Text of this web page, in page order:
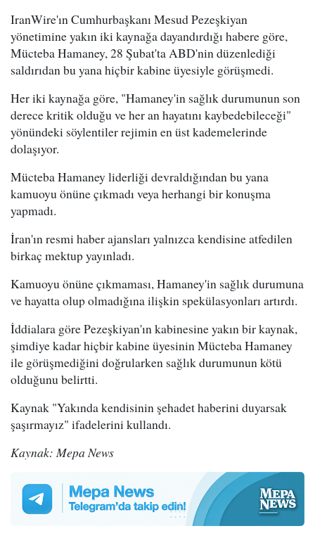
IranWire'ın Cumhurbaşkanı Mesud Pezeşkiyan
yönetimine yakın iki kaynağa dayandırdığı habere göre,
Mücteba Hamaney, 28 Şubat'ta ABD'nin düzenlediği
saldırıdan bu yana hiçbir kabine üyesiyle görüşmedi.
Her iki kaynağa göre, "Hamaney'in sağlık durumunun son
derece kritik olduğu ve her an hayatını kaybedebileceği"
yönündeki söylentiler rejimin en üst kademelerinde
dolaşıyor.
Mücteba Hamaney liderliği devraldığından bu yana
kamuoyu önüne çıkmadı veya herhangi bir konuşma
yapmadı.
İran'ın resmi haber ajansları yalnızca kendisine atfedilen
birkaç mektup yayınladı.
Kamuoyu önüne çıkmaması, Hamaney'in sağlık durumuna
ve hayatta olup olmadığına ilişkin spekülasyonları artırdı.
İddialara göre Pezeşkiyan'ın kabinesine yakın bir kaynak,
şimdiye kadar hiçbir kabine üyesinin Mücteba Hamaney
ile görüşmediğini doğrularken sağlık durumunun kötü
olduğunu belirtti.
Kaynak "Yakında kendisinin şehadet haberini duyarsak
şaşırmayız" ifadelerini kullandı.
Kaynak: Mepa News